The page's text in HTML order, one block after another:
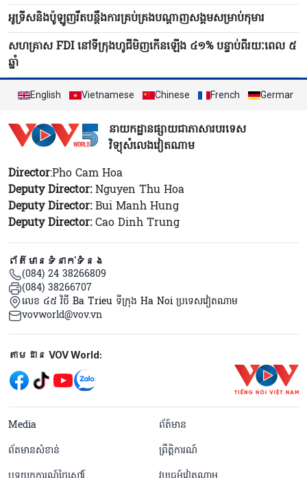
អូទ្រីសនិងប៉ូឡូញរឹតបន្តឹងការគ្រប់គ្រងបណ្តាញសង្គមសម្រាប់កុមារ
សហគ្រាស FDI នៅទីក្រុងហូជីមិញកើនឡើង ៤១% បន្ទាប់ពីរយៈពេល ៥
ឆ្នាំ
English Vietnamese Chinese French German
នាយកដ្ឋានផ្សាយជាភាសារបរទេស
វិទ្យុសំលេងវៀតណាម
Director:Pho Cam Hoa
Deputy Director:Nguyen Thu Hoa
Deputy Director:Bui Manh Hung
Deputy Director:Cao Dinh Trung
ព័ត៌មានទំនាក់ទំនង
(084) 24 38266809
(084) 38266707
លេខ ៤៥ វិថី Ba Trieu ទីក្រុង Ha Noi ប្រទេសវៀតណាម
vovworld@vov.vn
Mạng xã hội
តាមដាន VOV World:
menu footer tiếng Khmer
Media
ព័ត៍មាន
ព័តមានសំខាន់
ព្រឹត្តិការណ៍